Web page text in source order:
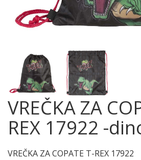
VREČKA ZA
REX 17922 -
VREČKA ZA COPATE T-REX 17922